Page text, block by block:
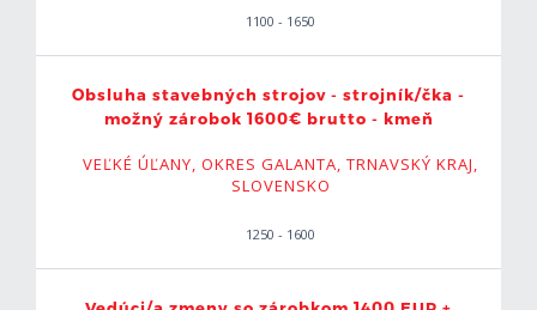
1100 - 1650
Obsluha stavebných strojov - strojník/čka -
možný zárobok 1600€ brutto - kmeň
VEĽKÉ ÚĽANY, OKRES GALANTA, TRNAVSKÝ KRAJ,
SLOVENSKO
1250 - 1600